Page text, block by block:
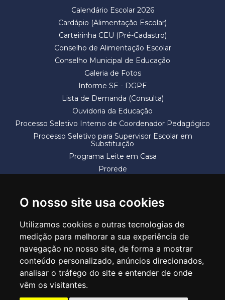
O nosso site usa cookies
Utilizamos cookies e outras tecnologias de
medição para melhorar a sua experiência de
navegação no nosso site, de forma a mostrar
conteúdo personalizado, anúncios direcionados,
analisar o tráfego do site e entender de onde
vêm os visitantes.
Calendário Escolar 2026
Cardápio (Alimentação Escolar)
Carteirinha CEU (Pré-Cadastro)
Conselho de Alimentação Escolar
Conselho Municipal de Educação
Galeria de Fotos
Informe SE - DGPE
Lista de Demanda (Consulta)
Ouvidoria da Educação
Processo Seletivo Interno de Coordenador Pedagógico
Processo Seletivo para Supervisor Escolar em
Substituição
Programa Leite em Casa
Prorede
SECRETARIA DE EDUCAÇÃO
Rua Claudino Barbosa, 313 - Macedo - Guarulhos/SP CEP 07113-040
Central de Atendimento: *55 11 2475-7300